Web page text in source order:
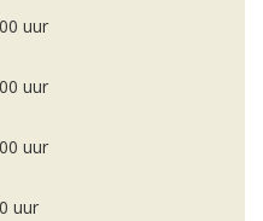
uur
uur
uur
uur